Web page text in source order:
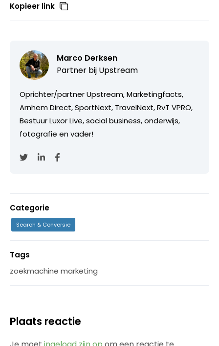
Kopieer link
Marco Derksen
Partner bij Upstream
Oprichter/partner Upstream, Marketingfacts,
Arnhem Direct, SportNext, TravelNext, RvT VPRO,
Bestuur Luxor Live, social business, onderwijs,
fotografie en vader!
Categorie
Search & Conversie
Tags
zoekmachine marketing
Plaats reactie